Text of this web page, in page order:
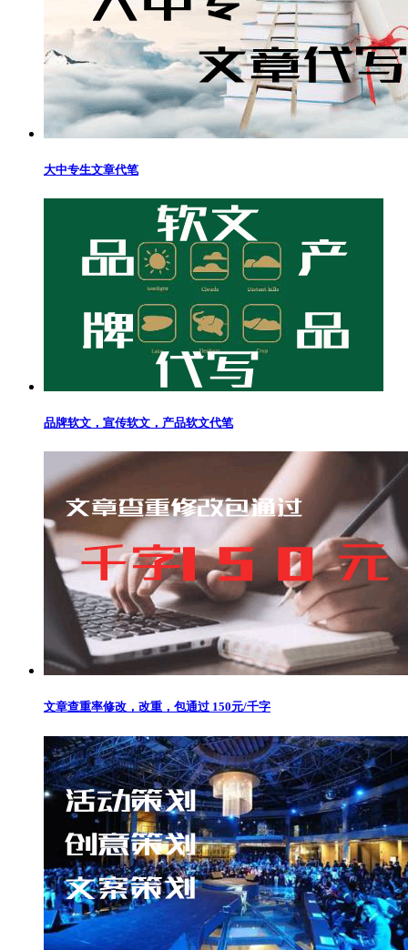
大中专生文章代笔
品牌软文，宣传软文，产品软文代笔
文章查重率修改，改重，包通过 150元/千字